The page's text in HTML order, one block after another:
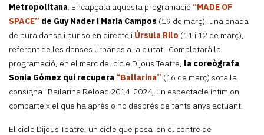
Metropolitana . Encapçala aquesta programació “MADE OF
SPACE” de Guy Nader i Maria Campos (19 de març), una onada
de pura dansa i pur so en directe i Úrsula Rilo (11 i 12 de març),
referent de les danses urbanes a la ciutat. Completarà la
programació, en el marc del cicle Dijous Teatre, la coreògrafa
Sonia Gómez qui recupera “Ballarina” (16 de març) sota la
consigna “Bailarina Reload 2014-2024, un espectacle íntim on
comparteix el que ha après o no després de tants anys actuant.
El cicle Dijous Teatre, un cicle que posa en el centre de